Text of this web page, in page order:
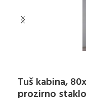
Tuš kabina,
prozirno